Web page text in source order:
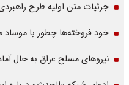
جزئیات متن اولیه طرح
خود فروخته‌ها چطور با موساد
نیروهای مسلح عراق به حال